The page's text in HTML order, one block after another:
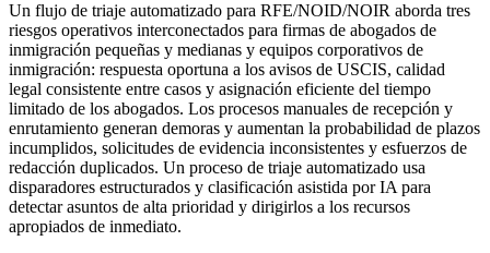
Un flujo de triaje automatizado para RFE/NOID/NOIR aborda tres
riesgos operativos interconectados para firmas de abogados de
inmigración pequeñas y medianas y equipos corporativos de
inmigración: respuesta oportuna a los avisos de USCIS, calidad
legal consistente entre casos y asignación eficiente del tiempo
limitado de los abogados. Los procesos manuales de recepción y
enrutamiento generan demoras y aumentan la probabilidad de plazos
incumplidos, solicitudes de evidencia inconsistentes y esfuerzos de
redacción duplicados. Un proceso de triaje automatizado usa
disparadores estructurados y clasificación asistida por IA para
detectar asuntos de alta prioridad y dirigirlos a los recursos
apropiados de inmediato.